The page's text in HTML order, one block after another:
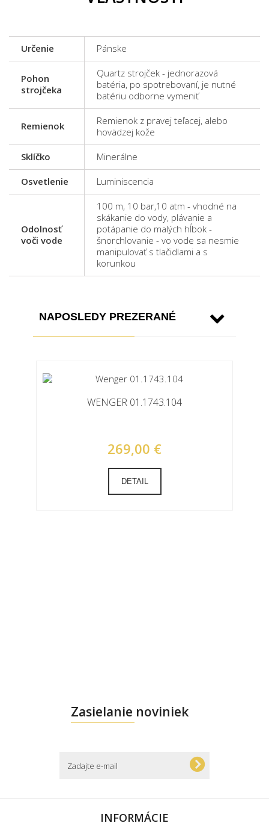
Určenie Pánske
Pohon
strojčeka
Quartz strojček - jednorazová
batéria, po spotrebovaní, je nutné
batériu odborne vymeniť
Remienok
Remienok z pravej teľacej, alebo
hovädzej kože
Sklíčko Minerálne
Osvetlenie Luminiscencia
Odolnosť
voči vode
100 m, 10 bar,10 atm - vhodné na
skákanie do vody, plávanie a
potápanie do malých hĺbok -
šnorchlovanie - vo vode sa nesmie
manipulovať s tlačidlami a s
korunkou
NAPOSLEDY PREZERANÉ
WENGER 01.1743.104
269,00 €
DETAIL
Zasielanie noviniek
INFORMÁCIE